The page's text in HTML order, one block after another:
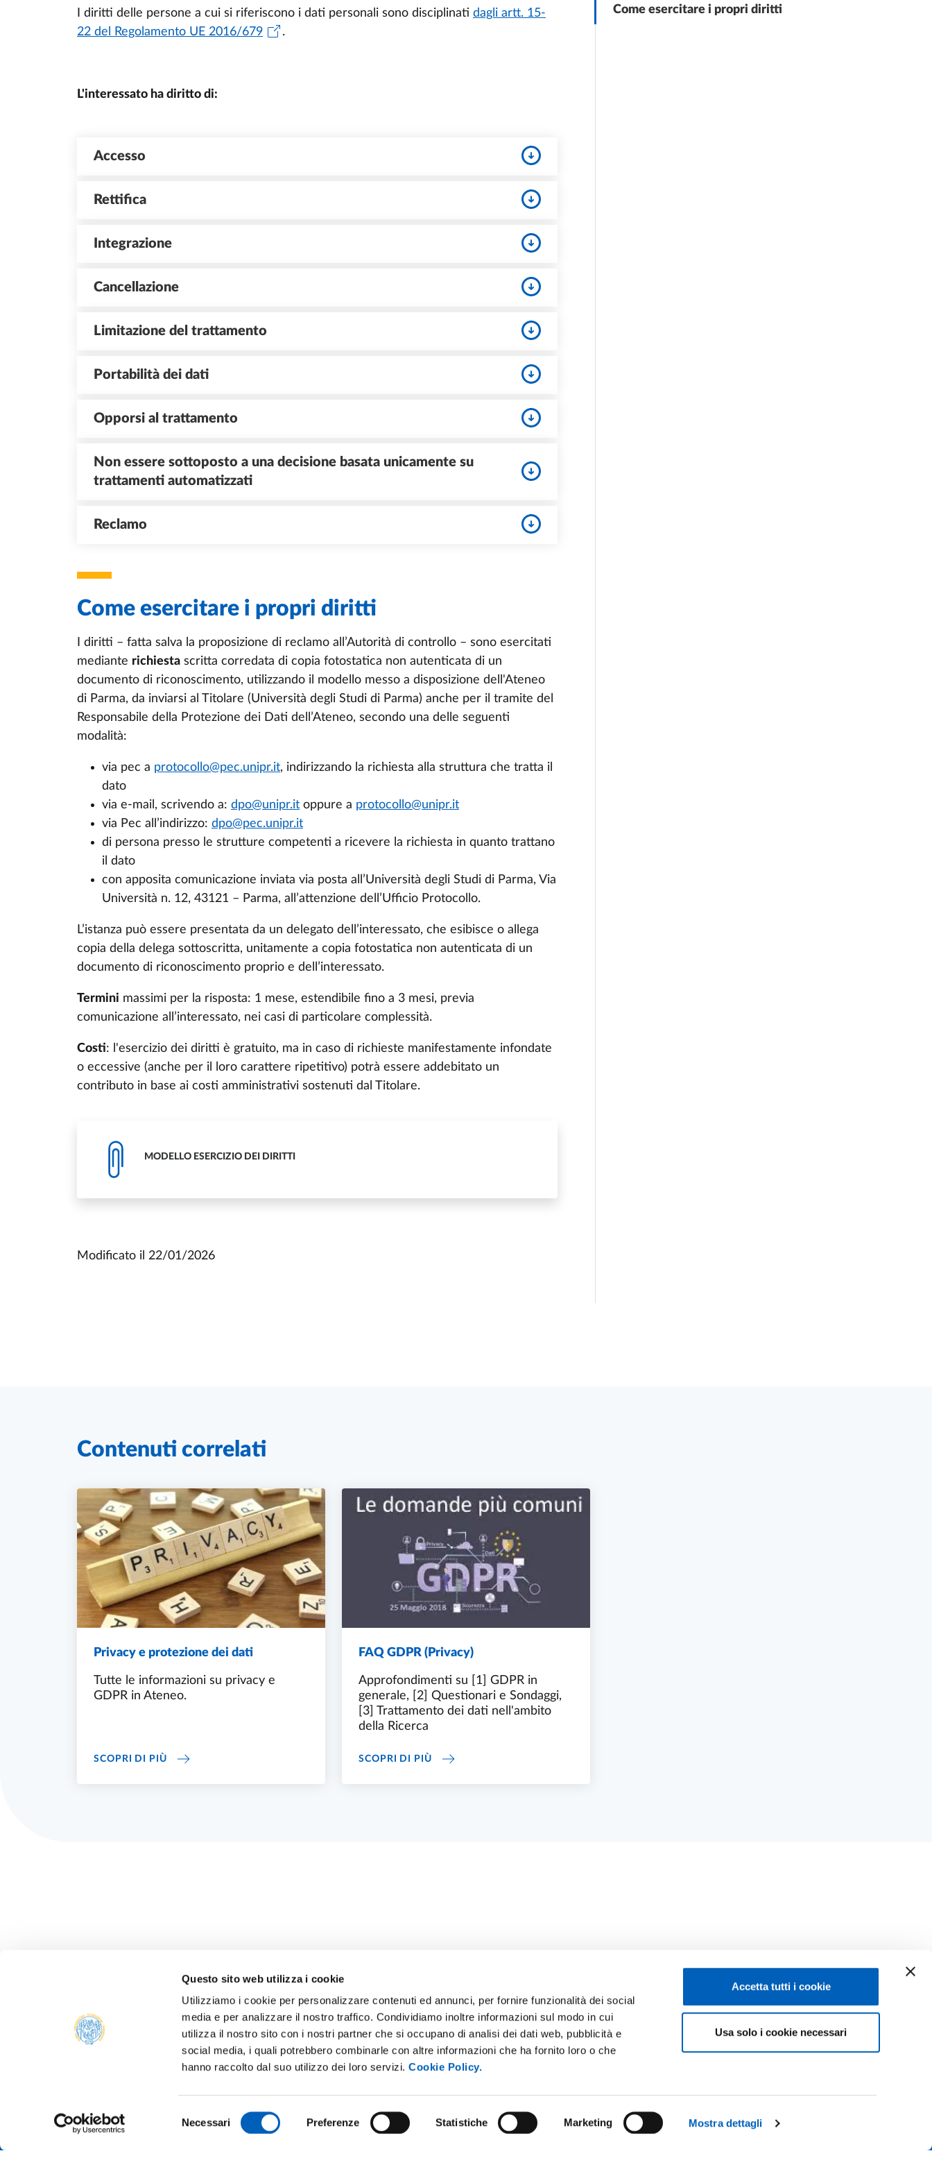
Questo sito web utilizza i cookie
Utilizziamo i cookie per personalizzare contenuti ed annunci, per fornire funzionalità dei social
media e per analizzare il nostro traffico. Condividiamo inoltre informazioni sul modo in cui
utilizza il nostro sito con i nostri partner che si occupano di analisi dei dati web, pubblicità e
social media, i quali potrebbero combinarle con altre informazioni che ha fornito loro o che
hanno raccolto dal suo utilizzo dei loro servizi.Cookie Policy.
del
Necessari Preferenze Statistiche Marketing Mostra dettagli
Accetta tutti i cookie
Usa solo i cookie necessari
CONTATTACI
Come esercitare i propri diritti
I diritti delle persone a cui si riferiscono i dati personali sono disciplinati dagli artt. 15-
22 del Regolamento UE 2016/679
.
L'interessato ha diritto di:
Accesso
Rettifica
Integrazione
Cancellazione
Limitazione del trattamento
Portabilità dei dati
Opporsi al trattamento
Non essere sottoposto a una decisione basata unicamente su
trattamenti automatizzati
Reclamo
Come esercitare i propri diritti
I diritti – fatta salva la proposizione di reclamo all’Autorità di controllo – sono esercitati
mediante richiesta scritta corredata di copia fotostatica non autenticata di un
documento di riconoscimento, utilizzando il modello messo a disposizione dell'Ateneo
di Parma, da inviarsi al Titolare (Università degli Studi di Parma) anche per il tramite del
Responsabile della Protezione dei Dati dell’Ateneo, secondo una delle seguenti
modalità:
via pec a protocollo@pec.unipr.it, indirizzando la richiesta alla struttura che tratta il
dato
via e-mail, scrivendo a: dpo@unipr.it oppure a protocollo@unipr.it
via Pec all’indirizzo: dpo@pec.unipr.it
di persona presso le strutture competenti a ricevere la richiesta in quanto trattano
il dato
con apposita comunicazione inviata via posta all’Università degli Studi di Parma, Via
Università n. 12, 43121 – Parma, all’attenzione dell’Ufficio Protocollo.
L’istanza può essere presentata da un delegato dell’interessato, che esibisce o allega
copia della delega sottoscritta, unitamente a copia fotostatica non autenticata di un
documento di riconoscimento proprio e dell’interessato.
Termini massimi per la risposta: 1 mese, estendibile fino a 3 mesi, previa
comunicazione all’interessato, nei casi di particolare complessità.
Costi: l'esercizio dei diritti è gratuito, ma in caso di richieste manifestamente infondate
o eccessive (anche per il loro carattere ripetitivo) potrà essere addebitato un
contributo in base ai costi amministrativi sostenuti dal Titolare.
MODELLO ESERCIZIO DEI DIRITTI
Modificato il 22/01/2026
Contenuti correlati
Privacy e protezione dei dati
Tutte le informazioni su privacy e
GDPR in Ateneo.
SCOPRI DI PIÙPRIVACY E PROTEZIONE DEI DATI
FAQ GDPR (Privacy)
Approfondimenti su [1] GDPR in
generale, [2] Questionari e Sondaggi,
[3] Trattamento dei dati nell'ambito
della Ricerca
SCOPRI DI PIÙFAQ GDPR (PRIVACY)
Tel.+39 0521 902111
PEC:protocollo@pec.unipr.it
ALUMNI E AMICI DELL’UNIVERSITÀ DI
PARMA
ATENEO SOSTENIBILE
BANDI E CONCORSI
PERSONALE
PROTEZIONE DEI DATI - PRIVACY
SOSTIENI L'ATENEO
UFFICIO STAMPA
Facebook Linkedin